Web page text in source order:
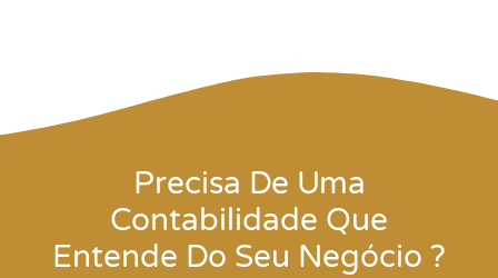
Precisa De Uma
Contabilidade Que
Entende Do Seu Negócio ?